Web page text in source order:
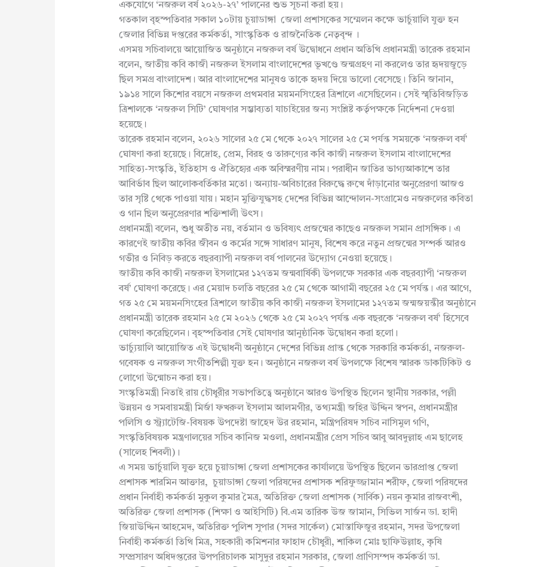
একযোগে ‘নজরুল বর্ষ ২০২৬-২৭’ পালনের শুভ সূচনা করা হয়।
গতকাল বৃহস্পতিবার সকাল ১০টায় চুয়াডাঙ্গা জেলা প্রশাসকের সম্মেলন কক্ষে ভার্চুয়ালি যুক্ত হন
জেলার বিভিন্ন দপ্তরের কর্মকর্তা, সাংস্কৃতিক ও রাজনৈতিক নেতৃবৃন্দ ।
এসময় সচিবালয়ে আয়োজিত অনুষ্ঠানে নজরুল বর্ষ উদ্বোধনে প্রধান অতিথি প্রধানমন্ত্রী তারেক রহমান
বলেন, জাতীয় কবি কাজী নজরুল ইসলাম বাংলাদেশের ভূখণ্ডে জন্মগ্রহণ না করলেও তার হৃদয়জুড়ে
ছিল সমগ্র বাংলাদেশ। আর বাংলাদেশের মানুষও তাকে হৃদয় দিয়ে ভালো বেসেছে। তিনি জানান,
১৯১৪ সালে কিশোর বয়সে নজরুল প্রথমবার ময়মনসিংহের ত্রিশালে এসেছিলেন। সেই স্মৃতিবিজড়িত
ত্রিশালকে ‘নজরুল সিটি’ ঘোষণার সম্ভাব্যতা যাচাইয়ের জন্য সংশ্লিষ্ট কর্তৃপক্ষকে নির্দেশনা দেওয়া
হয়েছে।
তারেক রহমান বলেন, ২০২৬ সালের ২৫ মে থেকে ২০২৭ সালের ২৫ মে পর্যন্ত সময়কে ‘নজরুল বর্ষ’
ঘোষণা করা হয়েছে। বিদ্রোহ, প্রেম, বিরহ ও তারুণ্যের কবি কাজী নজরুল ইসলাম বাংলাদেশের
সাহিত্য-সংস্কৃতি, ইতিহাস ও ঐতিহ্যের এক অবিস্মরণীয় নাম। পরাধীন জাতির ভাগ্যআকাশে তার
আবির্ভাব ছিল আলোকবর্তিকার মতো। অন্যায়-অবিচারের বিরুদ্ধে রুখে দাঁড়ানোর অনুপ্রেরণা আজও
তার সৃষ্টি থেকে পাওয়া যায়। মহান মুক্তিযুদ্ধসহ দেশের বিভিন্ন আন্দোলন-সংগ্রামেও নজরুলের কবিতা
ও গান ছিল অনুপ্রেরণার শক্তিশালী উৎস।
প্রধানমন্ত্রী বলেন, শুধু অতীত নয়, বর্তমান ও ভবিষ্যৎ প্রজন্মের কাছেও নজরুল সমান প্রাসঙ্গিক। এ
কারণেই জাতীয় কবির জীবন ও কর্মের সঙ্গে সাধারণ মানুষ, বিশেষ করে নতুন প্রজন্মের সম্পর্ক আরও
গভীর ও নিবিড় করতে বছরব্যাপী নজরুল বর্ষ পালনের উদ্যোগ নেওয়া হয়েছে।
জাতীয় কবি কাজী নজরুল ইসলামের ১২৭তম জন্মবার্ষিকী উপলক্ষে সরকার এক বছরব্যাপী ‘নজরুল
বর্ষ’ ঘোষণা করেছে। এর মেয়াদ চলতি বছরের ২৫ মে থেকে আগামী বছরের ২৫ মে পর্যন্ত। এর আগে,
গত ২৫ মে ময়মনসিংহের ত্রিশালে জাতীয় কবি কাজী নজরুল ইসলামের ১২৭তম জন্মজয়ন্তীর অনুষ্ঠানে
প্রধানমন্ত্রী তারেক রহমান ২৫ মে ২০২৬ থেকে ২৫ মে ২০২৭ পর্যন্ত এক বছরকে ‘নজরুল বর্ষ’ হিসেবে
ঘোষণা করেছিলেন। বৃহস্পতিবার সেই ঘোষণার আনুষ্ঠানিক উদ্বোধন করা হলো।
ভার্চ্যুয়ালি আয়োজিত এই উদ্বোধনী অনুষ্ঠানে দেশের বিভিন্ন প্রান্ত থেকে সরকারি কর্মকর্তা, নজরুল-
গবেষক ও নজরুল সংগীতশিল্পী যুক্ত হন। অনুষ্ঠানে নজরুল বর্ষ উপলক্ষে বিশেষ স্মারক ডাকটিকিট ও
লোগো উন্মোচন করা হয়।
সংস্কৃতিমন্ত্রী নিতাই রায় চৌধুরীর সভাপতিত্বে অনুষ্ঠানে আরও উপস্থিত ছিলেন স্থানীয় সরকার, পল্লী
উন্নয়ন ও সমবায়মন্ত্রী মির্জা ফখরুল ইসলাম আলমগীর, তথ্যমন্ত্রী জহির উদ্দিন স্বপন, প্রধানমন্ত্রীর
পলিসি ও স্ট্র্যাটেজি-বিষয়ক উপদেষ্টা জাহেদ উর রহমান, মন্ত্রিপরিষদ সচিব নাসিমুল গণি,
সংস্কৃতিবিষয়ক মন্ত্রণালয়ের সচিব কানিজ মওলা, প্রধানমন্ত্রীর প্রেস সচিব আবু আবদুল্লাহ এম ছালেহ
(সালেহ শিবলী)।
এ সময় ভার্চুয়ালি যুক্ত হয়ে চুয়াডাঙ্গা জেলা প্রশাসকের কার্যালয়ে উপস্থিত ছিলেন ভারপ্রাপ্ত জেলা
প্রশাসক শারমিন আক্তার, চুয়াডাঙ্গা জেলা পরিষদের প্রশাসক শরিফুজ্জামান শরীফ, জেলা পরিষদের
প্রধান নির্বাহী কর্মকর্তা মুকুল কুমার মৈত্র, অতিরিক্ত জেলা প্রশাসক (সার্বিক) নয়ন কুমার রাজবংশী,
অতিরিক্ত জেলা প্রশাসক (শিক্ষা ও আইসিটি) বি.এম তারিক উজ জামান, সিভিল সার্জন ডা. হাদী
জিয়াউদ্দিন আহমেদ, অতিরিক্ত পুলিশ সুপার (সদর সার্কেল) মোস্তাফিজুর রহমান, সদর উপজেলা
নির্বাহী কর্মকর্তা তিথি মিত্র, সহকারী কমিশনার ফাহাদ চৌধুরী, শাকিল মোঃ ছাফিউল্লাহ, কৃষি
সম্প্রসারণ অধিদপ্তরের উপপরিচালক মাসুদুর রহমান সরকার, জেলা প্রাণিসম্পদ কর্মকর্তা ডা.